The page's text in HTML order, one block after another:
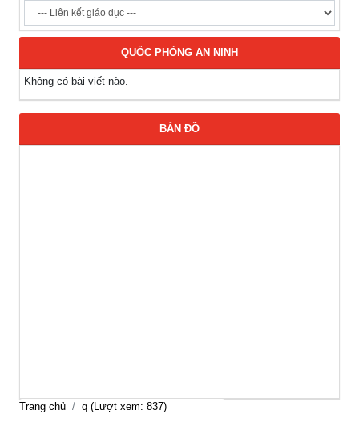
QUỐC PHÒNG AN NINH
Không có bài viết nào.
BẢN ĐỒ
Trang chủ q (Lượt xem: 837)